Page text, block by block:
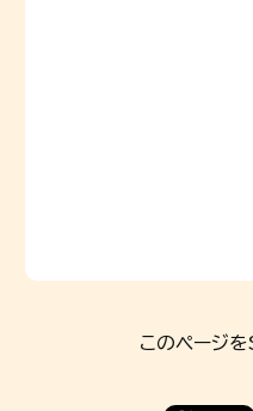
このページ